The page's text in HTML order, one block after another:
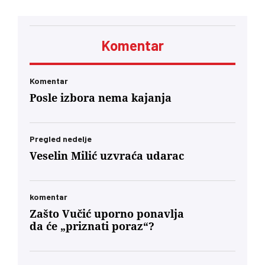
biti prijatno. Dobićete znatno manje novca pod
minuta bili lojalni, entuzijastični saučesnici
verovatno nositi veću političku težinu od glasa
Mađara u Subotici. To jeste politički škakljivo,
usidrena u 21. vek – svesno odvojena od
toksične prošlosti koja nam je trovala društvo
Komentar
Komentar
Posle izbora nema kajanja
Pregled nedelje
Veselin Milić uzvraća udarac
komentar
Zašto Vučić uporno ponavlja
da će „priznati poraz“?